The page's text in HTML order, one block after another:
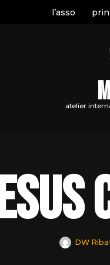
l’asso
atelier
DW